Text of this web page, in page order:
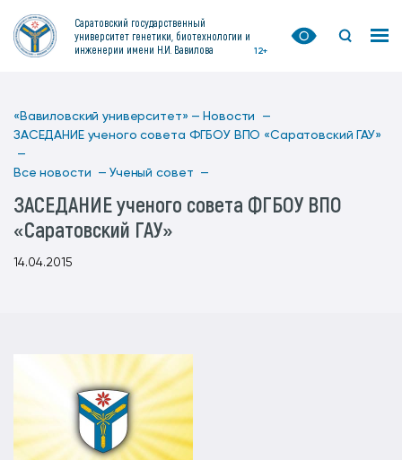
Саратовский государственный
университет генетики, биотехнологии и
инженерии имени Н.И. Вавилова
12+
«Вавиловский университет» — Новости —
ЗАСЕДАНИЕ ученого совета ФГБОУ ВПО «Саратовский ГАУ»
—
Все новости — Ученый совет —
ЗАСЕДАНИЕ ученого совета ФГБОУ ВПО
«Саратовский ГАУ»
14.04.2015